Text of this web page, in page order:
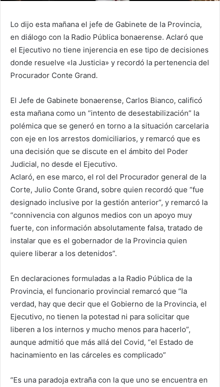
Lo dijo esta mañana el jefe de Gabinete de la Provincia,
en diálogo con la Radio Pública bonaerense. Aclaró que
el Ejecutivo no tiene injerencia en ese tipo de decisiones
donde resuelve «la Justicia» y recordó la pertenencia del
Procurador Conte Grand.
El Jefe de Gabinete bonaerense, Carlos Bianco, calificó
esta mañana como un “intento de desestabilización” la
polémica que se generó en torno a la situación carcelaria
con eje en los arrestos domiciliarios, y remarcó que es
una decisión que se discute en el ámbito del Poder
Judicial, no desde el Ejecutivo.
Aclaró, en ese marco, el rol del Procurador general de la
Corte, Julio Conte Grand, sobre quien recordó que “fue
designado inclusive por la gestión anterior”, y remarcó la
“connivencia con algunos medios con un apoyo muy
fuerte, con información absolutamente falsa, tratado de
instalar que es el gobernador de la Provincia quien
quiere liberar a los detenidos”.
En declaraciones formuladas a la Radio Pública de la
Provincia, el funcionario provincial remarcó que “la
verdad, hay que decir que el Gobierno de la Provincia, el
Ejecutivo, no tienen la potestad ni para solicitar que
liberen a los internos y mucho menos para hacerlo”,
aunque admitió que más allá del Covid, “el Estado de
hacinamiento en las cárceles es complicado”
“Es una paradoja extraña con la que uno se encuentra en